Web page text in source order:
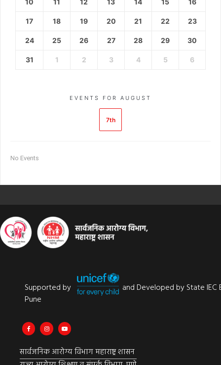
17 18 19 20 21 22 23
24 25 26 27 28 29 30
31 1 2 3 4 5 6
EVENTS FOR AUGUST
7th
No Events
Supported by
and Developed by State IEC
Pune
सार्वजनिक आरोग्य विभाग महाराष्ट्र शासन